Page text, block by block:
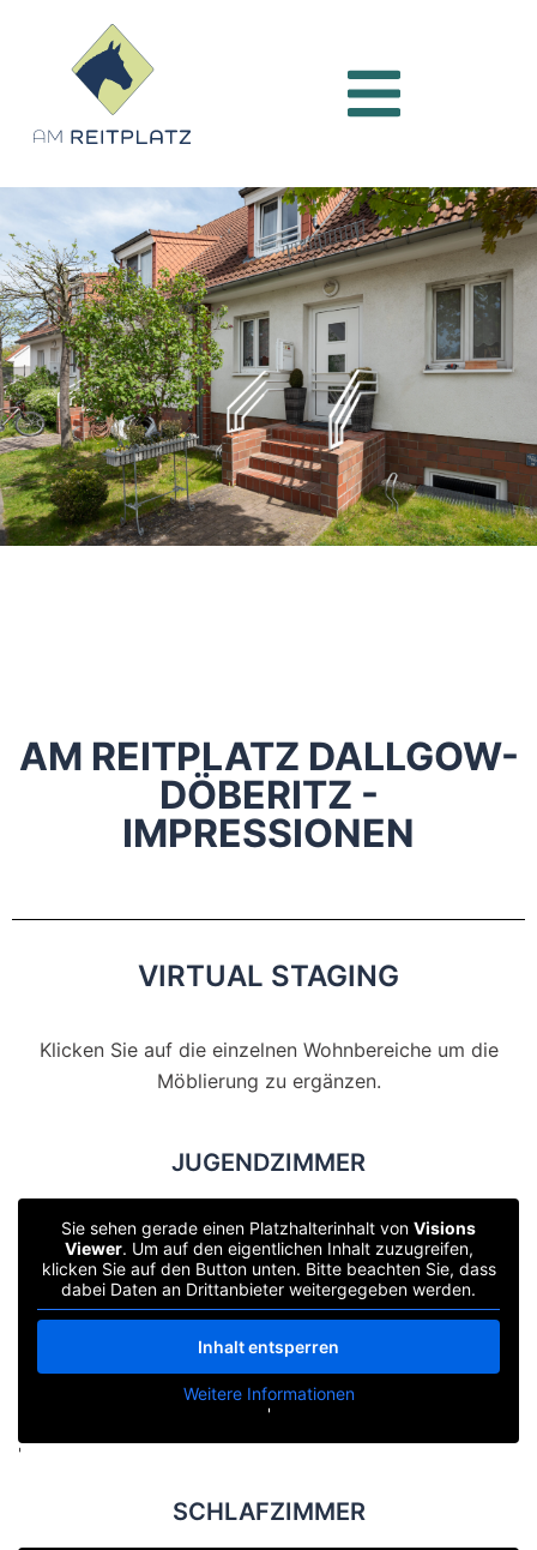
AM REITPLATZ DALLGOW-
DÖBERITZ -
IMPRESSIONEN
VIRTUAL STAGING
Klicken Sie auf die einzelnen Wohnbereiche um die
Möblierung zu ergänzen.
JUGENDZIMMER
Sie sehen gerade einen Platzhalterinhalt von Visions
Viewer. Um auf den eigentlichen Inhalt zuzugreifen,
klicken Sie auf den Button unten. Bitte beachten Sie, dass
dabei Daten an Drittanbieter weitergegeben werden.
Inhalt entsperren
Weitere Informationen
'
'
SCHLAFZIMMER